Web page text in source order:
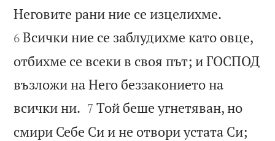
Неговите рани ние се изцелихме.
6 Всички ние се заблудихме като овце,
отбихме се всеки в своя път; и ГОСПОД
възложи на Него беззаконието на
всички ни. 

7 Той беше угнетяван, но
смири Себе Си и не отвори устата Си;